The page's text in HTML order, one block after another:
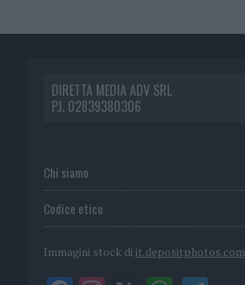
DIRETTA MEDIA ADV SRL
P.I. 02839380306
Chi siamo
Codice etico
Immagini stock di it.depositphotos.com